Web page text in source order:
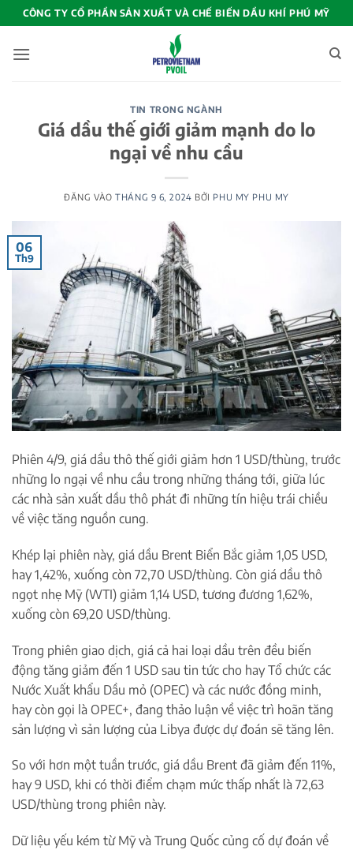
qua
nội
CÔNG TY CỔ PHẦN SẢN XUẤT VÀ CHẾ BIẾN DẦU KHÍ PHÚ MỸ
TIN TRONG NGÀNH
Giá dầu thế giới giảm mạnh do lo
ngại về nhu cầu
ĐĂNG VÀOTHÁNG 9 6, 2024 BỞI PHU MY PHU MY
06
Th9
Phiên 4/9, giá dầu thô thế giới giảm hơn 1 USD/thùng, trước
những lo ngại về nhu cầu trong những tháng tới, giữa lúc
các nhà sản xuất dầu thô phát đi những tín hiệu trái chiều
về việc tăng nguồn cung.
Khép lại phiên này, giá dầu Brent Biển Bắc giảm 1,05 USD,
hay 1,42%, xuống còn 72,70 USD/thùng. Còn giá dầu thô
ngọt nhẹ Mỹ (WTI) giảm 1,14 USD, tương đương 1,62%,
xuống còn 69,20 USD/thùng.
Trong phiên giao dịch, giá cả hai loại dầu trên đều biến
động tăng giảm đến 1 USD sau tin tức cho hay Tổ chức các
Nước Xuất khẩu Dầu mỏ (OPEC) và các nước đồng minh,
hay còn gọi là OPEC+, đang thảo luận về việc trì hoãn tăng
sản lượng vì sản lượng của Libya được dự đoán sẽ tăng lên.
So với hơn một tuần trước, giá dầu Brent đã giảm đến 11%,
hay 9 USD, khi có thời điểm chạm mức thấp nhất là 72,63
USD/thùng trong phiên này.
Dữ liệu yếu kém từ Mỹ và Trung Quốc củng cố dự đoán về